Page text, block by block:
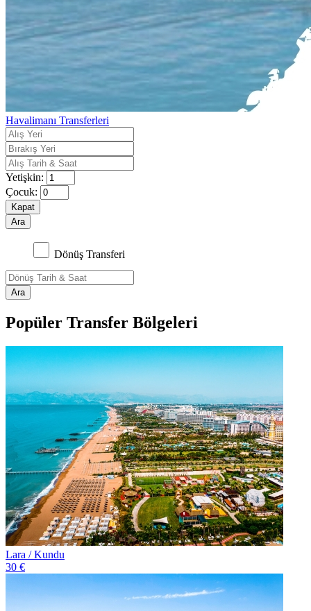
Havalimanı Transferleri
Yetişkin:
Çocuk:
Kapat
Ara
Dönüş Transferi
Ara
Popüler Transfer Bölgeleri
Lara / Kundu
30 €